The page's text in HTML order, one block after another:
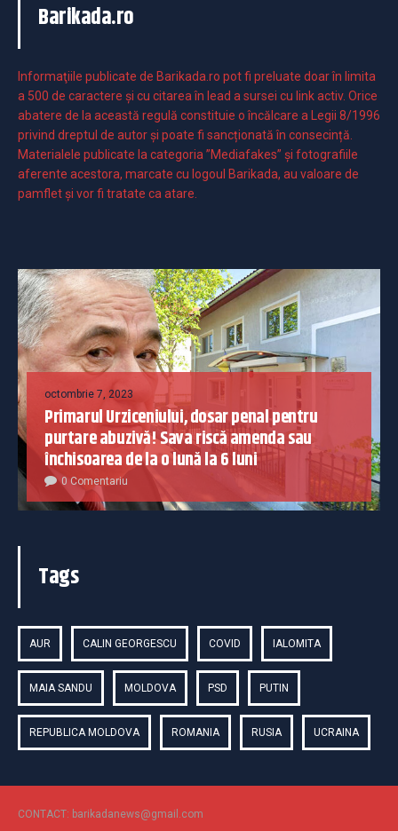
Barikada.ro
Informaţiile publicate de Barikada.ro pot fi preluate doar în limita
a 500 de caractere şi cu citarea în lead a sursei cu link activ. Orice
abatere de la această regulă constituie o încălcare a Legii 8/1996
privind dreptul de autor și poate fi sancționată în consecință.
Materialele publicate la categoria ”Mediafakes” și fotografiile
aferente acestora, marcate cu logoul Barikada, au valoare de
pamflet și vor fi tratate ca atare.
octombrie 7, 2023
Primarul Urziceniului, dosar penal pentru
purtare abuzivă! Sava riscă amenda sau
închisoarea de la o lună la 6 luni
0 Comentariu
Tags
AUR CALIN GEORGESCU COVID IALOMITA
MAIA SANDU MOLDOVA PSD PUTIN
REPUBLICA MOLDOVA ROMANIA RUSIA UCRAINA
CONTACT: barikadanews@gmail.com